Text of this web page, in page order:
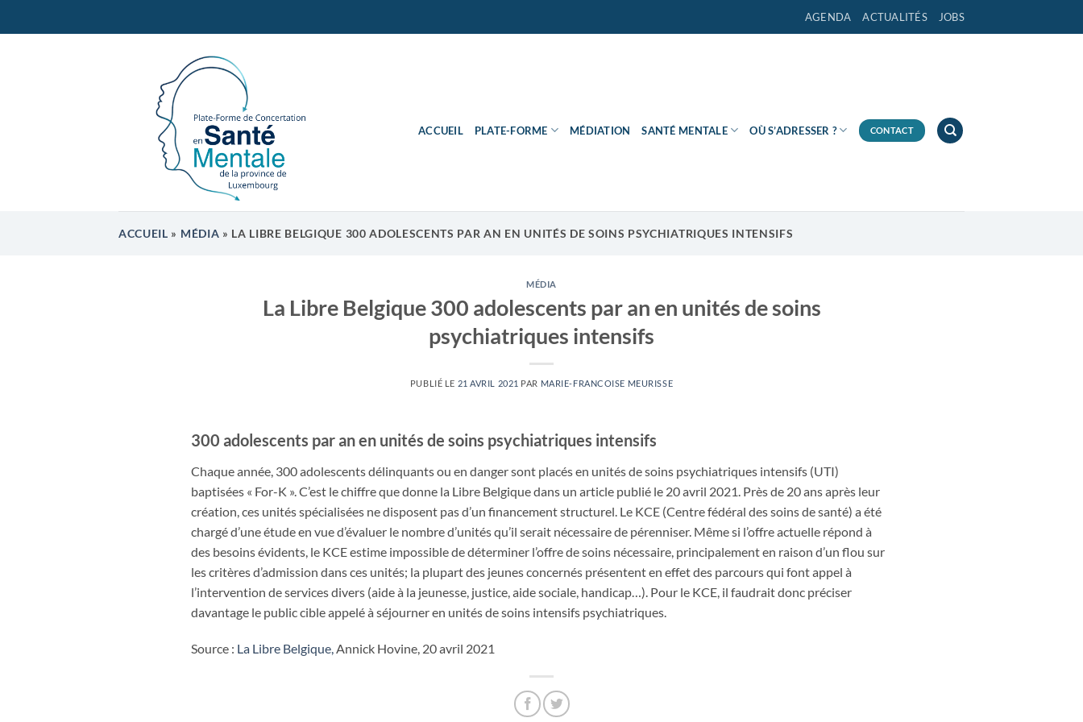
AGENDA ACTUALITÉS JOBS
ACCUEIL PLATE-FORME MÉDIATION SANTÉ MENTALE OÙ S’ADRESSER ? CONTACT
ACCUEIL » MÉDIA » LA LIBRE BELGIQUE 300 ADOLESCENTS PAR AN EN UNITÉS DE SOINS PSYCHIATRIQUES INTENSIFS
MÉDIA
La Libre Belgique 300 adolescents par an en unités de soins
psychiatriques intensifs
PUBLIÉ LE 21 AVRIL 2021 PAR MARIE-FRANCOISE MEURISSE
300 adolescents par an en unités de soins psychiatriques intensifs
Chaque année, 300 adolescents délinquants ou en danger sont placés en unités de soins psychiatriques intensifs (UTI)
baptisées « For-K ». C’est le chiffre que donne la Libre Belgique dans un article publié le 20 avril 2021. Près de 20 ans après leur
création, ces unités spécialisées ne disposent pas d’un financement structurel. Le KCE (Centre fédéral des soins de santé) a été
chargé d’une étude en vue d’évaluer le nombre d’unités qu’il serait nécessaire de pérenniser. Même si l’offre actuelle répond à
des besoins évidents, le KCE estime impossible de déterminer l’offre de soins nécessaire, principalement en raison d’un flou sur
les critères d’admission dans ces unités; la plupart des jeunes concernés présentent en effet des parcours qui font appel à
l’intervention de services divers (aide à la jeunesse, justice, aide sociale, handicap…). Pour le KCE, il faudrait donc préciser
davantage le public cible appelé à séjourner en unités de soins intensifs psychiatriques.
Source : La Libre Belgique,Annick Hovine, 20 avril 2021